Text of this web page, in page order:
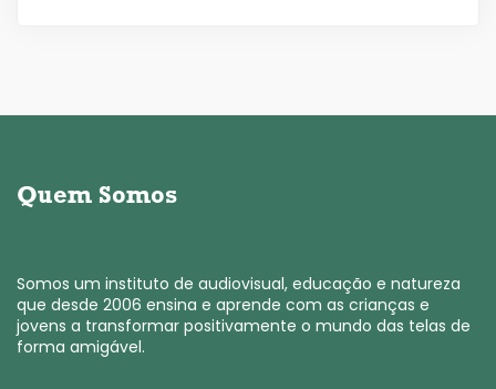
Quem Somos
Somos um instituto de audiovisual, educação e natureza
que desde 2006 ensina e aprende com as crianças e
jovens a transformar positivamente o mundo das telas de
forma amigável.